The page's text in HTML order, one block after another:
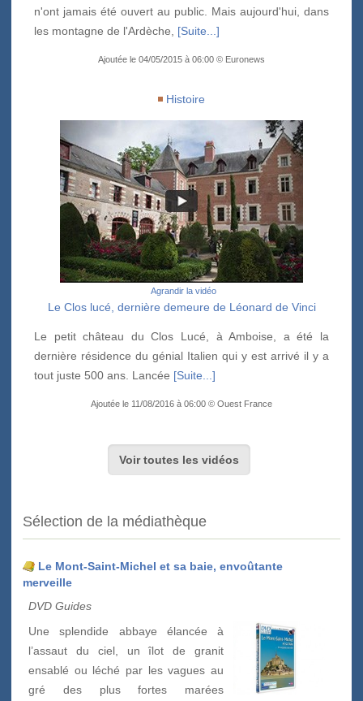
n'ont jamais été ouvert au public. Mais aujourd'hui, dans
les montagne de l'Ardèche, [Suite...]
Ajoutée le 04/05/2015 à 06:00 © Euronews
Histoire
Agrandir la vidéo
Le Clos lucé, dernière demeure de Léonard de Vinci
Le petit château du Clos Lucé, à Amboise, a été la
dernière résidence du génial Italien qui y est arrivé il y a
tout juste 500 ans. Lancée [Suite...]
Ajoutée le 11/08/2016 à 06:00 © Ouest France
Voir toutes les vidéos
Sélection de la médiathèque
Le Mont-Saint-Michel et sa baie, envoûtante
merveille
DVD Guides
Une splendide abbaye élancée à
l’assaut du ciel, un îlot de granit
ensablé ou léché par les vagues au
gré des plus fortes marées